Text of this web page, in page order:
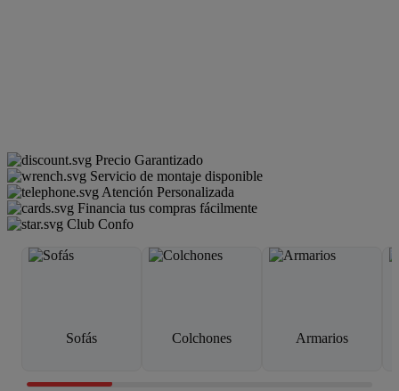
Precio Garantizado
Servicio de montaje disponible
Atención Personalizada
Financia tus compras fácilmente
Club Confo
Sofás Colchones Armarios